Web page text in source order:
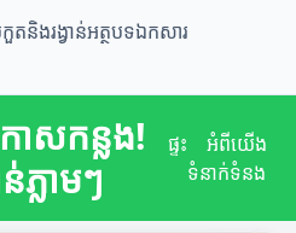
កួតនិងរង្វាន់អត្ថបទឯកសារ
ាសកន្លង!
លាមៗ
ផ្ទះ
អំពី​យើង
ទំនាក់ទំនង